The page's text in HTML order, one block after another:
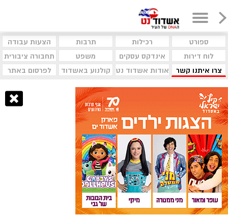
ספורט רכילות תרבות
הצעות עבודה
לוח דירות
אינדקס עסקים משפט
תחבורה ציבורית
צרו איתנו קשר
אודות אשדוד נט קולנוע באשדוד לפרסום באתר